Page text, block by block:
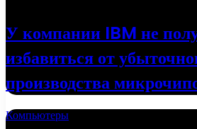
У компании IBM не
избавиться от
производства
Компьютеры